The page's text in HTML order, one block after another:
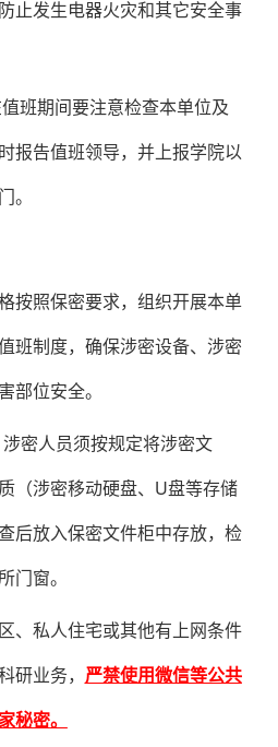
止发生电器火灾和其它安全事
班期间要注意检查本单位及
报告值班领导，并上报学院以
。
按照保密要求，组织开展本单
班制度，确保涉密设备、涉密
部位安全。
密人员须按规定将涉密文
（涉密移动硬盘、 U盘等存储
后放入保密文件柜中存放，检
门窗。
、私人住宅或其他有上网条件
研业务， 严禁使用微信等公共
秘密。